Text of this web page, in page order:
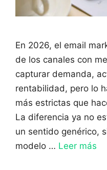
En 2026, el email
de los canales con
capturar demanda,
rentabilidad, pero lo
más estrictas que
La diferencia ya no
un sentido genérico,
modelo … Leer más